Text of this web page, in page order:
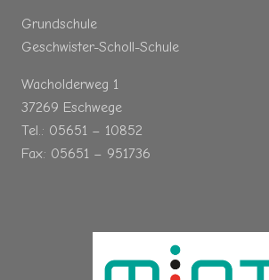
Grundschule
Geschwister-Scholl-Schule
Wacholderweg 1
37269 Eschwege
Tel.: 05651 – 10852
Fax: 05651 – 951736